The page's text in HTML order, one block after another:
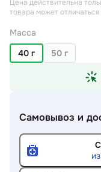
Цена действительна
товара может
Масса
40 г
50 г
Самовывоз и
из